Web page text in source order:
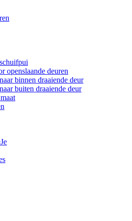
openslaande deuren
binnen draaiende deur
buiten draaiende deur